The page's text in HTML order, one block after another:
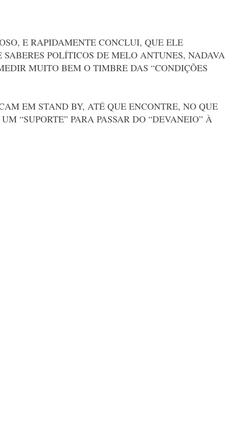
E RAPIDAMENTE CONCLUI, QUE ELE
POLÍTICOS DE MELO ANTUNES, NADAVA
MUITO BEM O TIMBRE DAS “CONDIÇÕES
EM STAND BY, ATÉ QUE ENCONTRE, NO QUE
“SUPORTE” PARA PASSAR DO “DEVANEIO” À